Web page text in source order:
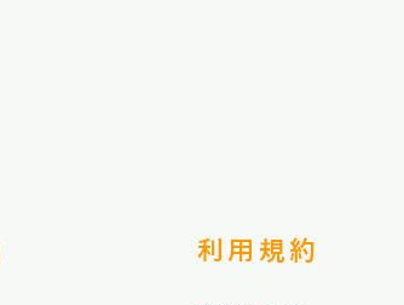
利用規約